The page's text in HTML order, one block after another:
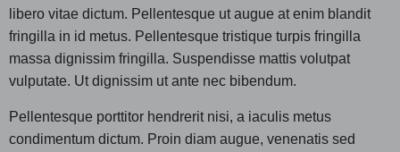
libero vitae dictum. Pellentesque ut augue at enim blandit
fringilla in id metus. Pellentesque tristique turpis fringilla
massa dignissim fringilla. Suspendisse mattis volutpat
vulputate. Ut dignissim ut ante nec bibendum.
Pellentesque porttitor hendrerit nisi, a iaculis metus
condimentum dictum. Proin diam augue, venenatis sed